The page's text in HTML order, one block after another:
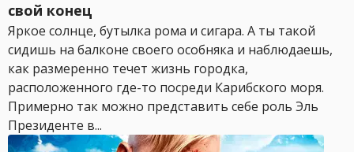
свой конец
Яркое солнце, бутылка рома и сигара. А ты такой
сидишь на балконе своего особняка и наблюдаешь,
как размеренно течет жизнь городка,
расположенного где-то посреди Карибского моря.
Примерно так можно представить себе роль Эль
Президенте в...